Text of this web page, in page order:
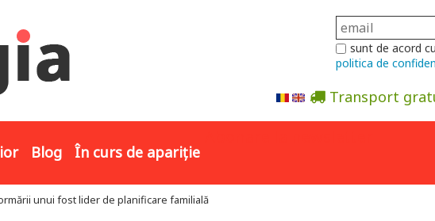
sunt de acord cu
politica de
Transport
Blog În curs de apariție
unui fost lider de planificare familială